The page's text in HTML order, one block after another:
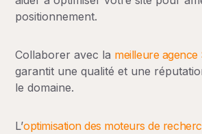
positionnement.
Collaborer avec la meilleure agence
garantit une qualité et une
le domaine.
L’optimisation des moteurs de